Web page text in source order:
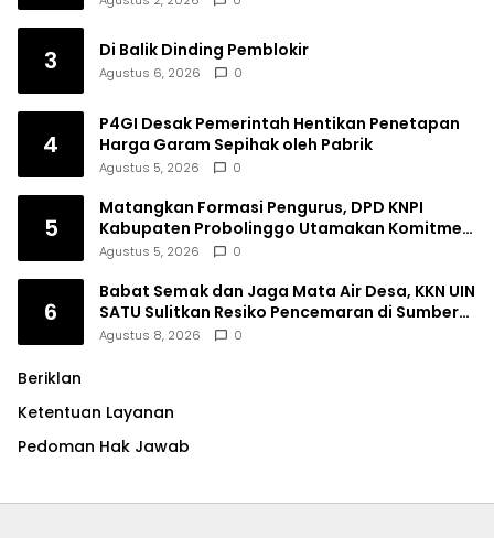
3 Di Balik Dinding Pemblokir
Agustus 6, 2026 0
4
P4GI Desak Pemerintah Hentikan Penetapan
Harga Garam Sepihak oleh Pabrik
Agustus 5, 2026 0
5
Matangkan Formasi Pengurus, DPD KNPI
Kabupaten Probolinggo Utamakan Komitmen
dan Kinerja
Agustus 5, 2026 0
6
Babat Semak dan Jaga Mata Air Desa, KKN UIN
SATU Sulitkan Resiko Pencemaran di Sumber
Ngumbul
Agustus 8, 2026 0
Beriklan
Ketentuan Layanan
Pedoman Hak Jawab